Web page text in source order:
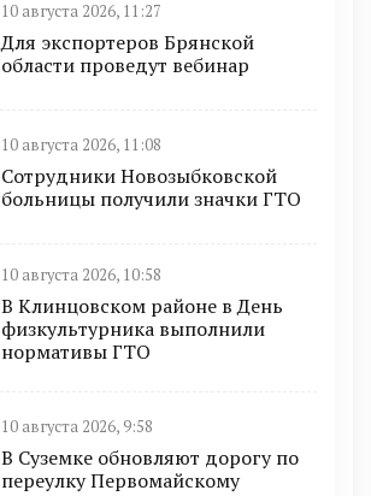
10 августа 2026, 11:27
Для экспортеров Брянской
области проведут вебинар
10 августа 2026, 11:08
Сотрудники Новозыбковской
больницы получили значки ГТО
10 августа 2026, 10:58
В Клинцовском районе в День
физкультурника выполнили
нормативы ГТО
10 августа 2026, 9:58
В Суземке обновляют дорогу по
переулку Первомайскому